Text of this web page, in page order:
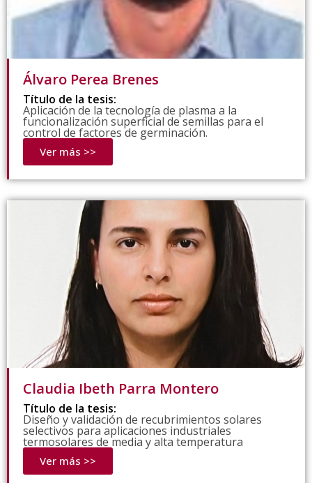
Álvaro Perea Brenes
Título de la tesis:
Aplicación de la tecnología de plasma a la
funcionalización superficial de semillas para el
control de factores de germinación.
Ver más >>
Claudia Ibeth Parra Montero
Título de la tesis:
Diseño y validación de recubrimientos solares
selectivos para aplicaciones industriales
termosolares de media y alta temperatura
Ver más >>